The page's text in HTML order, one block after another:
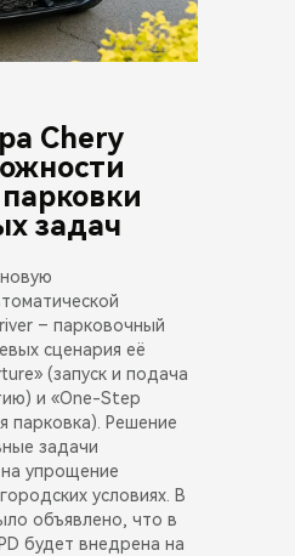
Chery
задач
– парковочный
сценария её
(запуск и подача
и «One-Step
парковка). Решение
задачи
упрощение
условиях. В
объявлено, что в
будет внедрена на